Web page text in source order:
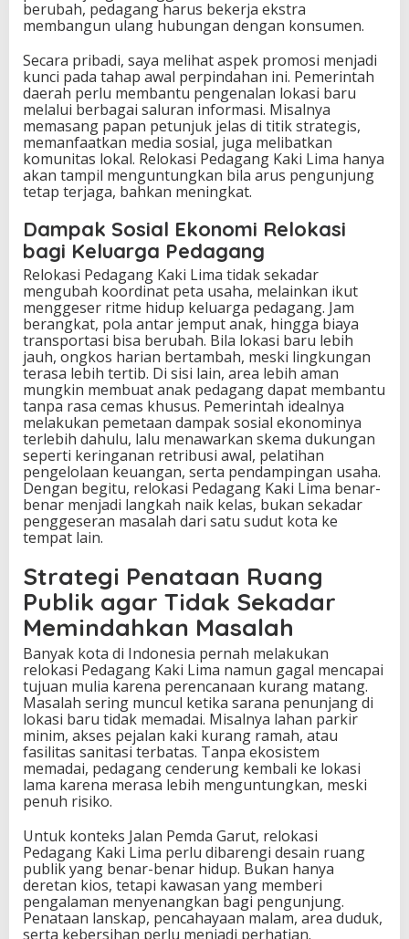
berubah, pedagang harus bekerja ekstra
membangun ulang hubungan dengan konsumen.
Secara pribadi, saya melihat aspek promosi menjadi
kunci pada tahap awal perpindahan ini. Pemerintah
daerah perlu membantu pengenalan lokasi baru
melalui berbagai saluran informasi. Misalnya
memasang papan petunjuk jelas di titik strategis,
memanfaatkan media sosial, juga melibatkan
komunitas lokal. Relokasi Pedagang Kaki Lima hanya
akan tampil menguntungkan bila arus pengunjung
tetap terjaga, bahkan meningkat.
Dampak Sosial Ekonomi Relokasi
bagi Keluarga Pedagang
Relokasi Pedagang Kaki Lima tidak sekadar
mengubah koordinat peta usaha, melainkan ikut
menggeser ritme hidup keluarga pedagang. Jam
berangkat, pola antar jemput anak, hingga biaya
transportasi bisa berubah. Bila lokasi baru lebih
jauh, ongkos harian bertambah, meski lingkungan
terasa lebih tertib. Di sisi lain, area lebih aman
mungkin membuat anak pedagang dapat membantu
tanpa rasa cemas khusus. Pemerintah idealnya
melakukan pemetaan dampak sosial ekonominya
terlebih dahulu, lalu menawarkan skema dukungan
seperti keringanan retribusi awal, pelatihan
pengelolaan keuangan, serta pendampingan usaha.
Dengan begitu, relokasi Pedagang Kaki Lima benar-
benar menjadi langkah naik kelas, bukan sekadar
penggeseran masalah dari satu sudut kota ke
tempat lain.
Strategi Penataan Ruang
Publik agar Tidak Sekadar
Memindahkan Masalah
Banyak kota di Indonesia pernah melakukan
relokasi Pedagang Kaki Lima namun gagal mencapai
tujuan mulia karena perencanaan kurang matang.
Masalah sering muncul ketika sarana penunjang di
lokasi baru tidak memadai. Misalnya lahan parkir
minim, akses pejalan kaki kurang ramah, atau
fasilitas sanitasi terbatas. Tanpa ekosistem
memadai, pedagang cenderung kembali ke lokasi
lama karena merasa lebih menguntungkan, meski
penuh risiko.
Untuk konteks Jalan Pemda Garut, relokasi
Pedagang Kaki Lima perlu dibarengi desain ruang
publik yang benar-benar hidup. Bukan hanya
deretan kios, tetapi kawasan yang memberi
pengalaman menyenangkan bagi pengunjung.
Penataan lanskap, pencahayaan malam, area duduk,
serta kebersihan perlu menjadi perhatian.